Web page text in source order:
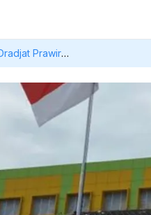
RSUD dr. Dradjat Prawiranegara